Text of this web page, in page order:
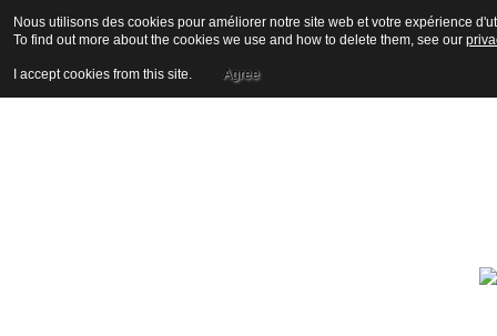
Nous utilisons des cookies pour améliorer notre site web et votre expérience
To find out more about the cookies we use and how to delete them, see our
I accept cookies from this site. Agree